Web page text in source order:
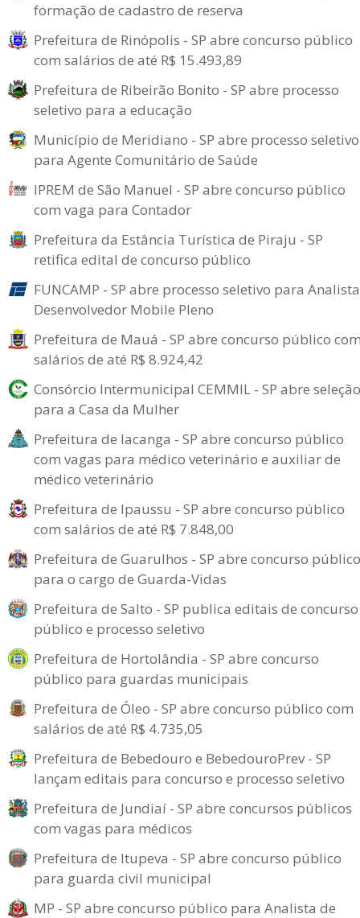
formação de cadastro de reserva
Prefeitura de Rinópolis - SP abre concurso público
com salários de até R$ 15.493,89
Prefeitura de Ribeirão Bonito - SP abre processo
seletivo para a educação
Município de Meridiano - SP abre processo seletivo
para Agente Comunitário de Saúde
IPREM de São Manuel - SP abre concurso público
com vaga para Contador
Prefeitura da Estância Turística de Piraju - SP
retifica edital de concurso público
FUNCAMP - SP abre processo seletivo para Analista
Desenvolvedor Mobile Pleno
Prefeitura de Mauá - SP abre concurso público
salários de até R$ 8.924,42
Consórcio Intermunicipal CEMMIL - SP abre seleção
para a Casa da Mulher
Prefeitura de Iacanga - SP abre concurso público
com vagas para médico veterinário e auxiliar de
médico veterinário
Prefeitura de Ipaussu - SP abre concurso público
com salários de até R$ 7.848,00
Prefeitura de Guarulhos - SP abre concurso público
para o cargo de Guarda-Vidas
Prefeitura de Salto - SP publica editais de concurso
público e processo seletivo
Prefeitura de Hortolândia - SP abre concurso
público para guardas municipais
Prefeitura de Óleo - SP abre concurso público com
salários de até R$ 4.735,05
Prefeitura de Bebedouro e BebedouroPrev - SP
lançam editais para concurso e processo seletivo
Prefeitura de Jundiaí - SP abre concursos públicos
com vagas para médicos
Prefeitura de Itupeva - SP abre concurso público
para guarda civil municipal
MP - SP abre concurso público para Analista de